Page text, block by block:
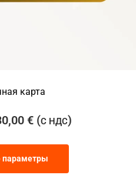
карта
€(С НДС)
параметры